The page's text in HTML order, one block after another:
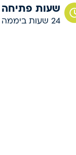
שעות פתיחה
24 שעות ביממה